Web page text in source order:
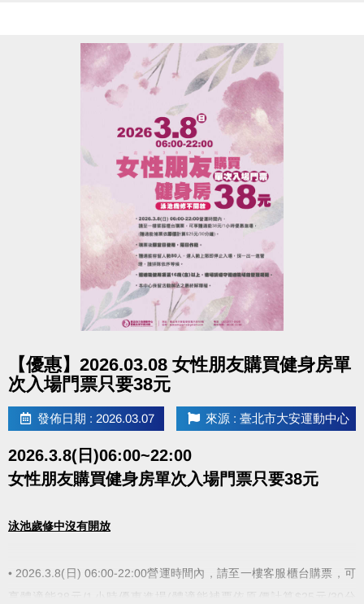
4.租金(全日$6,500元/月、日間$5,000元/月)
逾時視同放棄。
如有剩餘車位將於3/25公告。
辦理退租時程：115/4/1~4/10 (每日10:00~20:00)
【優惠】2026.03.08 女性朋友購買健身房單
次入場門票只要38元
發佈日期 : 2026.03.07 來源 : 臺北市大安運動中心
2026.3.8(日)06:00~22:00
女性朋友購買健身房單次入場門票只要38元
泳池歲修中沒有開放
• 2026.3.8(日) 06:00-22:00營運時間內，請至一樓客服櫃台購票，可
享體適能38元/1小時優惠進場(體適能補票依原價計算$25元/30分